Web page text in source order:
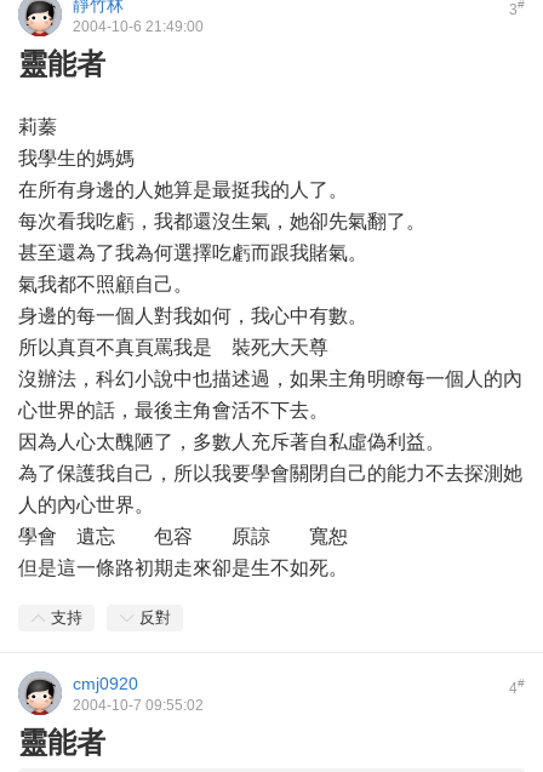
3#
靜竹林
2004-10-6 21:49:00
靈能者
莉蓁
我學生的媽媽
在所有身邊的人她算是最挺我的人了。
每次看我吃虧，我都還沒生氣，她卻先氣翻了。
甚至還為了我為何選擇吃虧而跟我賭氣。
氣我都不照顧自己。
身邊的每一個人對我如何，我心中有數。
所以真頁不真頁罵我是 裝死大天尊
沒辦法，科幻小說中也描述過，如果主角明瞭每一個人的內
心世界的話，最後主角會活不下去。
因為人心太醜陋了，多數人充斥著自私虛偽利益。
為了保護我自己，所以我要學會關閉自己的能力不去探測她
人的內心世界。
學會 遺忘 包容 原諒 寬恕
但是這一條路初期走來卻是生不如死。
支持 反對
4#
cmj0920
2004-10-7 09:55:02
靈能者